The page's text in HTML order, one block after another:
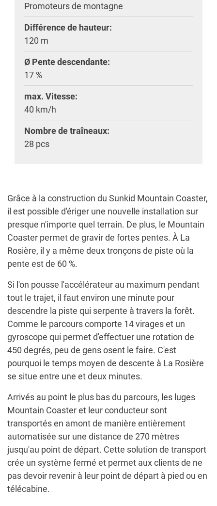
Promoteurs de montagne
Différence de hauteur:
120 m
Ø Pente descendante:
17 %
max. Vitesse:
40 km/h
Nombre de traîneaux:
28 pcs
Grâce à la construction du Sunkid Mountain Coaster,
il est possible d'ériger une nouvelle installation sur
presque n'importe quel terrain. De plus, le Mountain
Coaster permet de gravir de fortes pentes. À La
Rosière, il y a même deux tronçons de piste où la
pente est de 60 %.
Si l'on pousse l'accélérateur au maximum pendant
tout le trajet, il faut environ une minute pour
descendre la piste qui serpente à travers la forêt.
Comme le parcours comporte 14 virages et un
gyroscope qui permet d'effectuer une rotation de
450 degrés, peu de gens osent le faire. C'est
pourquoi le temps moyen de descente à La Rosière
se situe entre une et deux minutes.
Arrivés au point le plus bas du parcours, les luges
Mountain Coaster et leur conducteur sont
transportés en amont de manière entièrement
automatisée sur une distance de 270 mètres
jusqu'au point de départ. Cette solution de transport
crée un système fermé et permet aux clients de ne
pas devoir revenir à leur point de départ à pied ou en
télécabine.